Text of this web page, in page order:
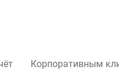
Корпоративным